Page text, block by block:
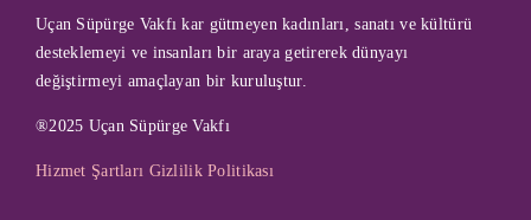
Uçan Süpürge Vakfı kar gütmeyen kadınları, sanatı ve kültürü
desteklemeyi ve insanları bir araya getirerek dünyayı
değiştirmeyi amaçlayan bir kuruluştur.
®2025 Uçan Süpürge Vakfı
Hizmet Şartları Gizlilik Politikası